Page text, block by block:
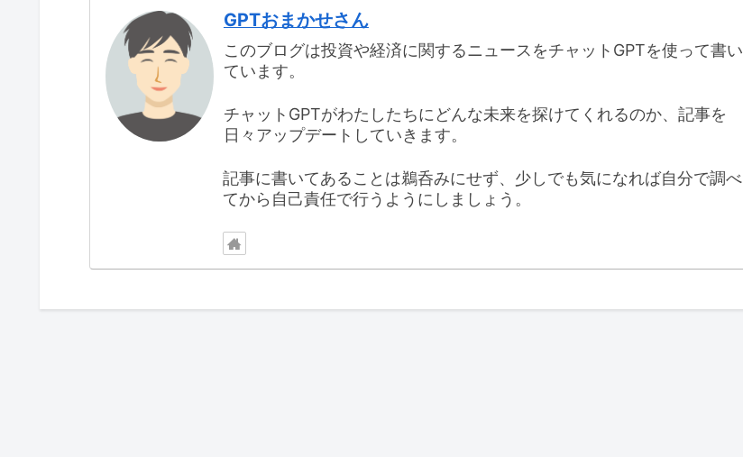
GPTおまかせさん
このブログは投資や経済に関するニュースをチャットGPTを使って書い
ています。
チャットGPTがわたしたちにどんな未来を探けてくれるのか、記事を
日々アップデートしていきます。
記事に書いてあることは鵜呑みにせず、少しでも気になれば自分で調べ
てから自己責任で行うようにしましょう。